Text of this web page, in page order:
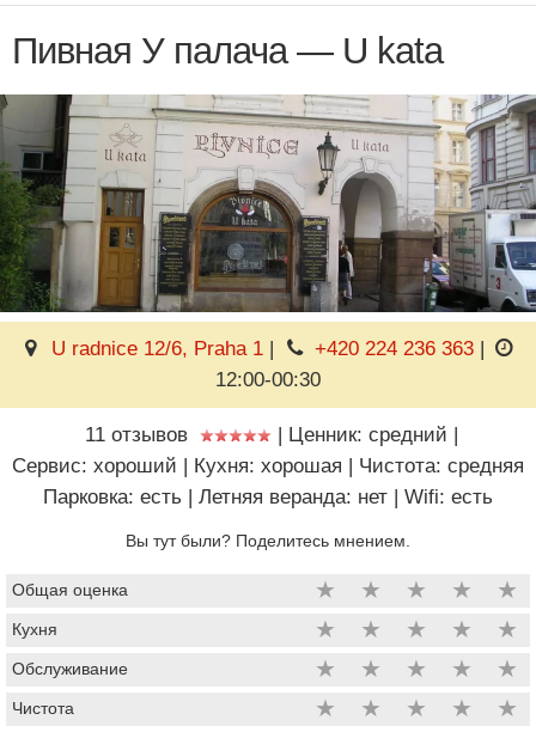
Пивная У палача — U kata
U radnice 12/6, Praha 1 | +420 224 236 363|
12:00-00:30
11 отзывов | Ценник: средний |
Сервис: хороший | Кухня: хорошая | Чистота: средняя
Парковка: есть | Летняя веранда: нет | Wifi: есть
Вы тут были? Поделитесь мнением.
Общая оценка ★ ★ ★ ★ ★
Кухня ★ ★ ★ ★ ★
Обслуживание ★ ★ ★ ★ ★
Чистота ★ ★ ★ ★ ★